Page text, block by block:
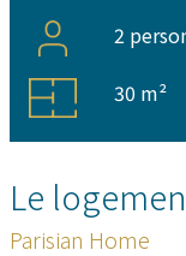
2
30 m²
Le
Parisian Home